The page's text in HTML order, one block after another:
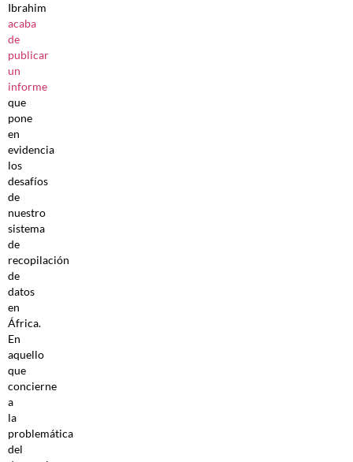
Ibrahim
acaba
de
publicar
un
informe
que
pone
en
evidencia
los
desafíos
de
nuestro
sistema
de
recopilación
de
datos
en
África.
En
aquello
que
concierne
a
la
problemática
del